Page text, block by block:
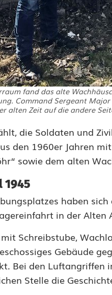
fand das alte
Command Sergeant
alten Zeit auf die andere
die Soldaten und
den 1960er Jahren
sowie dem alten
1945
haben
in der
Schreibstube,
Gebäude
Bei den Luftangriffen
Stelle die